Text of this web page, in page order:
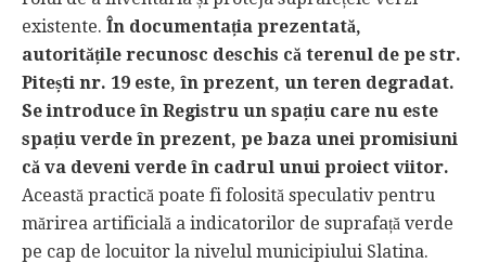
existente. În documentația prezentată,
autoritățile recunosc deschis că terenul de pe str.
Pitești nr. 19 este, în prezent, un teren degradat.
Se introduce în Registru un spațiu care nu este
spațiu verde în prezent, pe baza unei promisiuni
că va deveni verde în cadrul unui proiect viitor.
Această practică poate fi folosită speculativ pentru
mărirea artificială a indicatorilor de suprafață verde
pe cap de locuitor la nivelul municipiului Slatina.